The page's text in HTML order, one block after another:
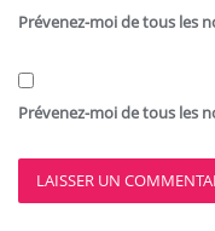
Prévenez-moi de tous les
Prévenez-moi de tous les